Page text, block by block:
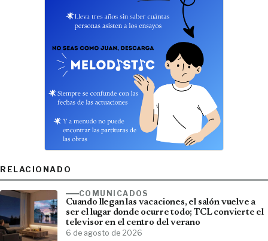
RELACIONADO
COMUNICADOS
Cuando llegan las vacaciones, el salón vuelve a
ser el lugar donde ocurre todo; TCL convierte el
televisor en el centro del verano
6 de agosto de 2026